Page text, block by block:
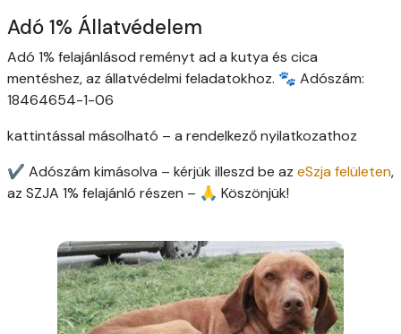
Adó 1% Állatvédelem
Adó 1% felajánlásod reményt ad a kutya és cica
mentéshez, az állatvédelmi feladatokhoz. 🐾 Adószám:
18464654-1-06
kattintással másolható – a rendelkező nyilatkozathoz
✔ Adószám kimásolva – kérjük illeszd be az eSzja felületen,
az SZJA 1% felajánló részen – 🙏 Köszönjük!